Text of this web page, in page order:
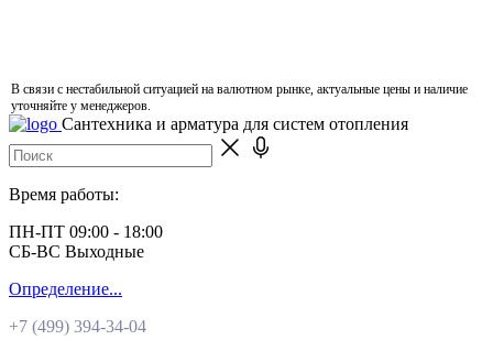
В связи с нестабильной ситуацией на валютном рынке, актуальные цены и наличие
уточняйте у менеджеров.
Сантехника и арматура для систем отопления
Время работы:
ПН-ПТ 09:00 - 18:00
СБ-ВС Выходные
Определение...
+7 (499) 394-34-04